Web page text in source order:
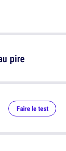
pire
Faire le test